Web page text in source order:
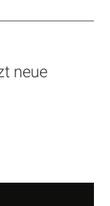
neue